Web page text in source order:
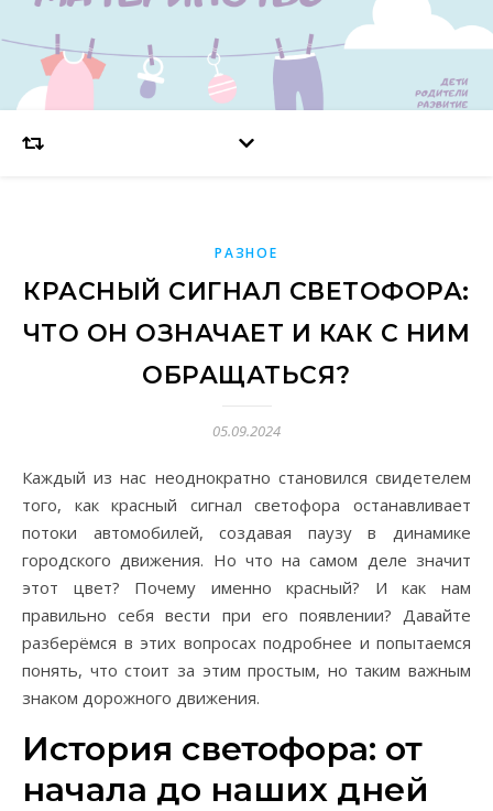
РАЗНОЕ
КРАСНЫЙ СИГНАЛ СВЕТОФОРА:
ЧТО ОН ОЗНАЧАЕТ И КАК С НИМ
ОБРАЩАТЬСЯ?
05.09.2024
Каждый из нас неоднократно становился свидетелем
того, как красный сигнал светофора останавливает
потоки автомобилей, создавая паузу в динамике
городского движения. Но что на самом деле значит
этот цвет? Почему именно красный? И как нам
правильно себя вести при его появлении? Давайте
разберёмся в этих вопросах подробнее и попытаемся
понять, что стоит за этим простым, но таким важным
знаком дорожного движения.
История светофора: от
начала до наших дней